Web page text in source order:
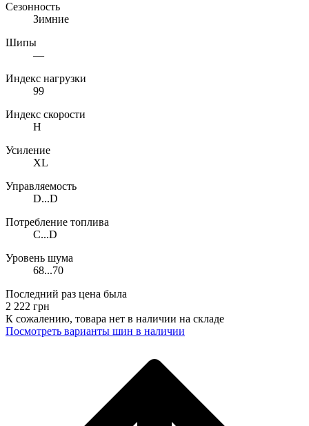
Сезонность
Зимние
Шипы
—
Индекс нагрузки
99
Индекс скорости
H
Усиление
XL
Управляемость
D...D
Потребление топлива
C...D
Уровень шума
68...70
Последний раз цена была
2 222 грн
К сожалению, товара нет в наличии на складе
Поcмотреть варианты шин в наличии